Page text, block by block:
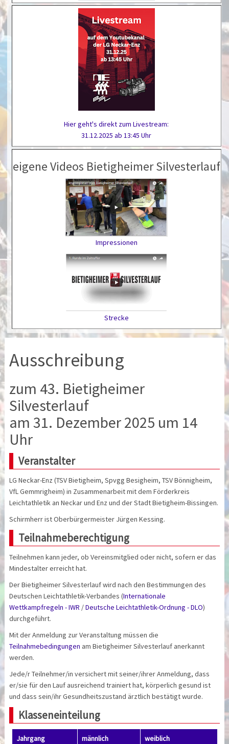
Hier geht's direkt zum Livestream:
31.12.2025 ab 13:45 Uhr
eigene Videos Bietigheimer Silvesterlauf
Impressionen
Strecke
Ausschreibung
zum 43. Bietigheimer
Silvesterlauf
am 31. Dezember 2025 um 14
Uhr
Veranstalter
LG Neckar-Enz (TSV Bietigheim, Spvgg Besigheim, TSV Bönnigheim,
VfL Gemmrigheim) in Zusammenarbeit mit dem Förderkreis
Leichtathletik an Neckar und Enz und der Stadt Bietigheim-Bissingen.
Schirmherr ist Oberbürgermeister Jürgen Kessing.
Teilnahmeberechtigung
Teilnehmen kann jeder, ob Vereinsmitglied oder nicht, sofern er das
Mindestalter erreicht hat.
Der Bietigheimer Silvesterlauf wird nach den Bestimmungen des
Deutschen Leichtathletik-Verbandes (Internationale
Wettkampfregeln - IWR /Deutsche Leichtathletik-Ordnung - DLO)
durchgeführt.
Mit der Anmeldung zur Veranstaltung müssen die
Teilnahmebedingungen am Bietigheimer Silvesterlauf anerkannt
werden.
Jede/r Teilnehmer/in versichert mit seiner/ihrer Anmeldung, dass
er/sie für den Lauf ausreichend trainiert hat, körperlich gesund ist
und dass sein/ihr Gesundheitszustand ärztlich bestätigt wurde.
Klasseneinteilung
Jahrgang männlich
weiblich